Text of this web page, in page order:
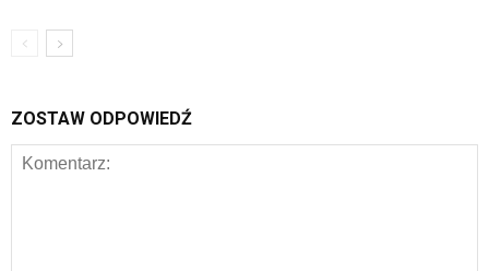
ZOSTAW ODPOWIEDŹ